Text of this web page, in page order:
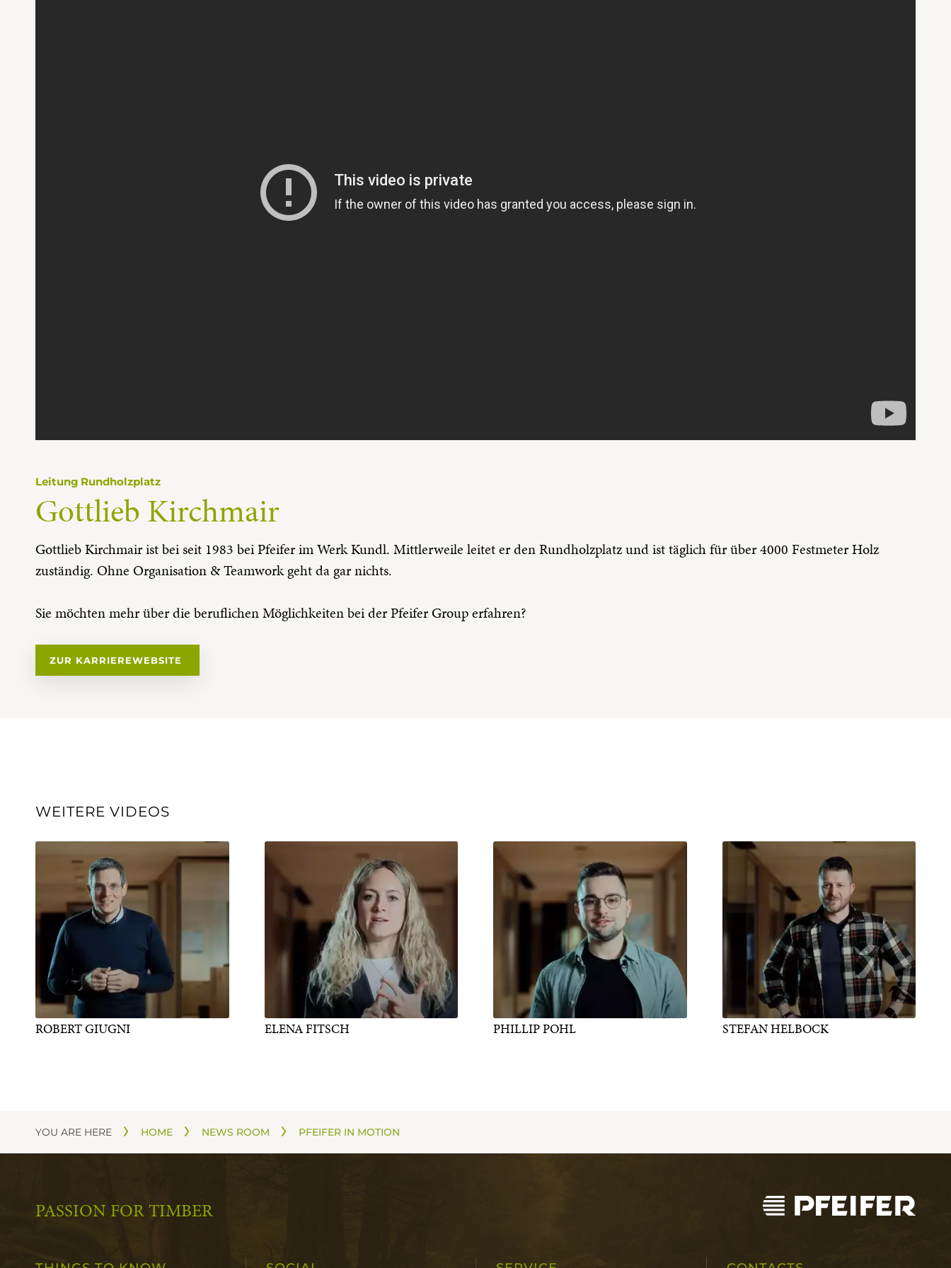
Leitung Rundholzplatz
Gottlieb Kirchmair
Gottlieb Kirchmair ist bei seit 1983 bei Pfeifer im Werk Kundl. Mittlerweile leitet er den Rundholzplatz und ist täglich für über 4000 Festmeter Holz
zuständig. Ohne Organisation & Teamwork geht da gar nichts.
Sie möchten mehr über die beruflichen Möglichkeiten bei der Pfeifer Group erfahren?
ZUR KARRIEREWEBSITE
WEITERE VIDEOS
ROBERT GIUGNI ELENA FITSCH PHILLIP POHL STEFAN HELBOCK
YOU ARE HERE HOME NEWS ROOM PFEIFER IN MOTION
PASSION FOR TIMBER